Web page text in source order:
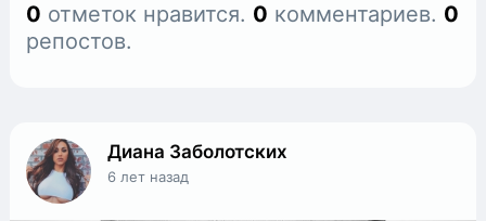
0 отметок нравится. 0 комментариев. 0
репостов.
Диана Заболотских
6 лет назад